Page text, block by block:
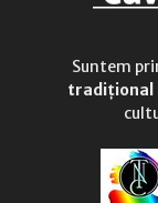
Suntem
tradițional